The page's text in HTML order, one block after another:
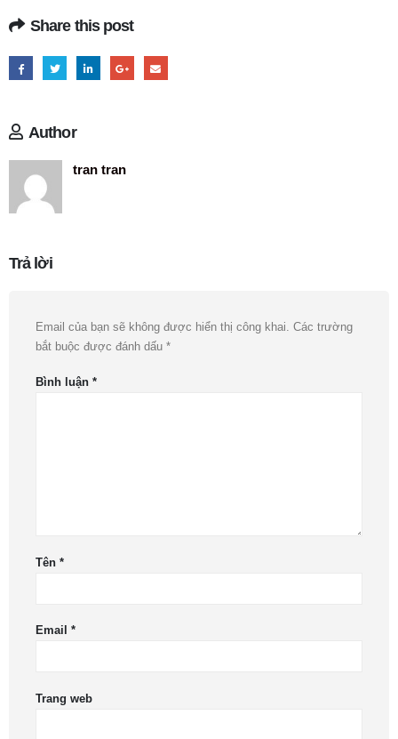
Share this post
Author
tran tran
Trả lời
Email của bạn sẽ không được hiển thị công khai. Các trường
bắt buộc được đánh dấu *
Bình luận *
Tên *
Email *
Trang web